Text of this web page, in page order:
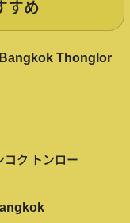
すめ
Thonglor
コク トンロー